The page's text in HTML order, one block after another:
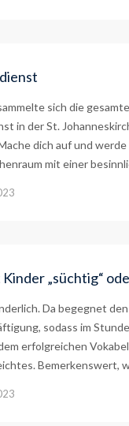
sich die
in der St.
dich auf und
mit einer
„süchtig“
Da begegnet
sodass im
erfolgreichen
Bemerkenswert,